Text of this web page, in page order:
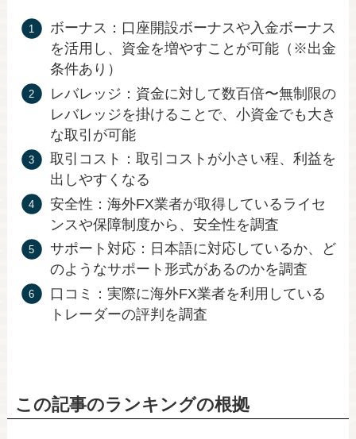
ボーナス：口座開設ボーナスや入金ボーナス
を活用し、資金を増やすことが可能（※出金
条件あり）
レバレッジ：資金に対して数百倍〜無制限の
レバレッジを掛けることで、小資金でも大き
な取引が可能
取引コスト：取引コストが小さい程、利益を
出しやすくなる
安全性：海外FX業者が取得しているライセ
ンスや保障制度から、安全性を調査
サポート対応：日本語に対応しているか、ど
のようなサポート形式があるのかを調査
口コミ：実際に海外FX業者を利用している
トレーダーの評判を調査
この記事のランキングの根拠